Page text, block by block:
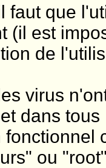
faut que
(il est
de
virus
dans
ou